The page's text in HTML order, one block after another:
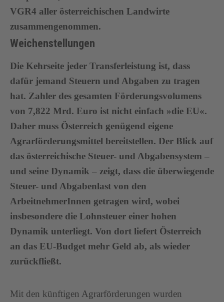
VGR4 aller österreichischen Landwirte
zusammengenommen.
Weichenstellungen
Die Kehrseite jeder Transferleistung ist, dass
dafür jemand Steuern und Abgaben zu tragen
hat. Zahler des gesamten Förderungsvolumens
von 7,822 Mrd. Euro ist nicht einfach »die EU«.
Daher muss Österreich genügend eigene
Agrarförderungsmittel bereitstellen. Der Blick auf
das österreichische Steuer- und Abgabensystem –
und seine Dynamik – zeigt, dass die überwiegende
Steuer- und Abgabenlast von den
ArbeitnehmerInnen getragen wird, wobei
insbesondere die Lohnsteuer einer hohen
Dynamik unterliegt. Von dort liefert Österreich
an das EU-Budget mehr Geld ab, als wieder
zurückfließt.
Mit den künftigen Agrarförderungen wurden